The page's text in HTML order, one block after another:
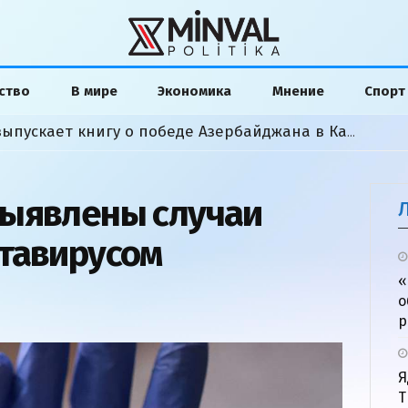
В мире Экономика Мнение Спорт
Американский аналитик выпускает книгу о победе Азербайджана в Карабахской войне
случаи